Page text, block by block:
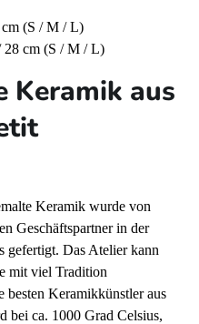
(S / M / L)
28 cm (S / M / L)
Keramik aus
Keramik wurde von
Geschäftspartner in der
gefertigt. Das Atelier kann
mit viel Tradition
besten Keramikkünstler aus
bei ca. 1000 Grad Celsius,